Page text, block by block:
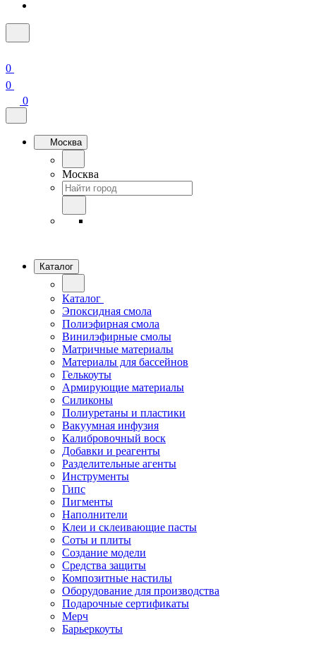
0
0
0
Москва
Москва
Каталог
Каталог
Эпоксидная смола
Полиэфирная смола
Винилэфирные смолы
Матричные материалы
Материалы для бассейнов
Гелькоуты
Армирующие материалы
Силиконы
Полиуретаны и пластики
Вакуумная инфузия
Калибровочный воск
Добавки и реагенты
Разделительные агенты
Инструменты
Гипс
Пигменты
Наполнители
Клеи и склеивающие пасты
Соты и плиты
Создание модели
Средства защиты
Композитные настилы
Оборудование для производства
Подарочные сертификаты
Мерч
Барьеркоуты